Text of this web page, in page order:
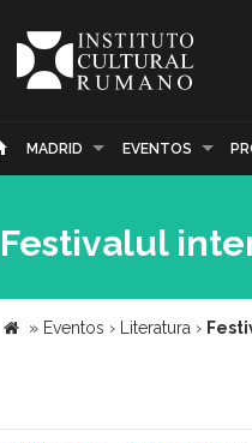
MADRID EVENTOS
Festivalul
» Eventos › Literatura ›